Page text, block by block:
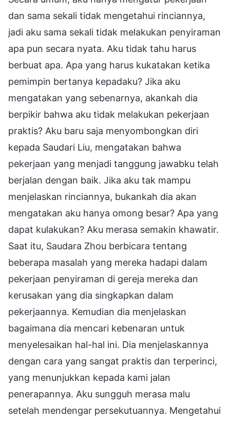
dan sama sekali tidak mengetahui rinciannya,
jadi aku sama sekali tidak melakukan penyiraman
apa pun secara nyata. Aku tidak tahu harus
berbuat apa. Apa yang harus kukatakan ketika
pemimpin bertanya kepadaku? Jika aku
mengatakan yang sebenarnya, akankah dia
berpikir bahwa aku tidak melakukan pekerjaan
praktis? Aku baru saja menyombongkan diri
kepada Saudari Liu, mengatakan bahwa
pekerjaan yang menjadi tanggung jawabku telah
berjalan dengan baik. Jika aku tak mampu
menjelaskan rinciannya, bukankah dia akan
mengatakan aku hanya omong besar? Apa yang
dapat kulakukan? Aku merasa semakin khawatir.
Saat itu, Saudara Zhou berbicara tentang
beberapa masalah yang mereka hadapi dalam
pekerjaan penyiraman di gereja mereka dan
kerusakan yang dia singkapkan dalam
pekerjaannya. Kemudian dia menjelaskan
bagaimana dia mencari kebenaran untuk
menyelesaikan hal-hal ini. Dia menjelaskannya
dengan cara yang sangat praktis dan terperinci,
yang menunjukkan kepada kami jalan
penerapannya. Aku sungguh merasa malu
setelah mendengar persekutuannya. Mengetahui